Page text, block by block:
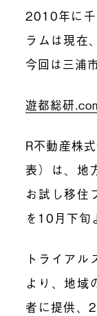
2010年に千
ラムは現在
今回は三浦
遊都総研
R不動産株
表）は、地
お試し移住
を10月下旬
トライアル
より、地域
者に提供、